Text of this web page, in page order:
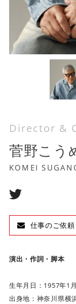
ッ
ク
ア
ー
ツ
Director &
菅野こう
KOMEI
仕事のご依
演出・作詞・脚本
生年月日：1957年1
出身地：神奈川県横